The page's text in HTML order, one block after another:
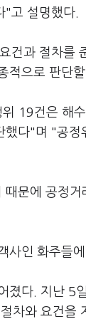
"고 설명했다.
건과 절차를
적으로 판단
19건은 해
다"며 "공
문에 공정
사인 화주들
졌다. 지난 5
차와 요건